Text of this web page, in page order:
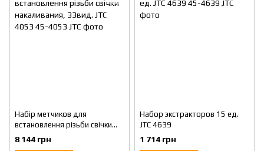
Набір метчиков для
встановлення різьби свічки
накаливания, 33вид. JTC 4053
8 144 грн
Набор экстракторов 15 ед.
JTC 4639
1 714 грн